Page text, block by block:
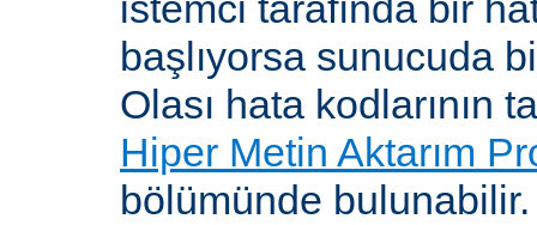
başlıyorsa sunucuda
Olası hata kodlarının
Hiper Metin Aktarım
bölümünde bulunabilir.